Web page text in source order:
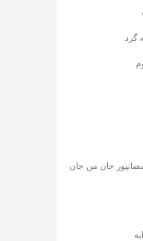
گرد
جان من جان